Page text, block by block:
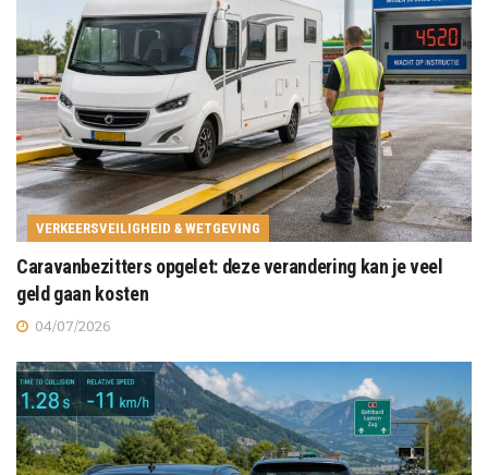
VERKEERSVEILIGHEID & WETGEVING
Caravanbezitters opgelet: deze verandering kan je veel
geld gaan kosten
04/07/2026